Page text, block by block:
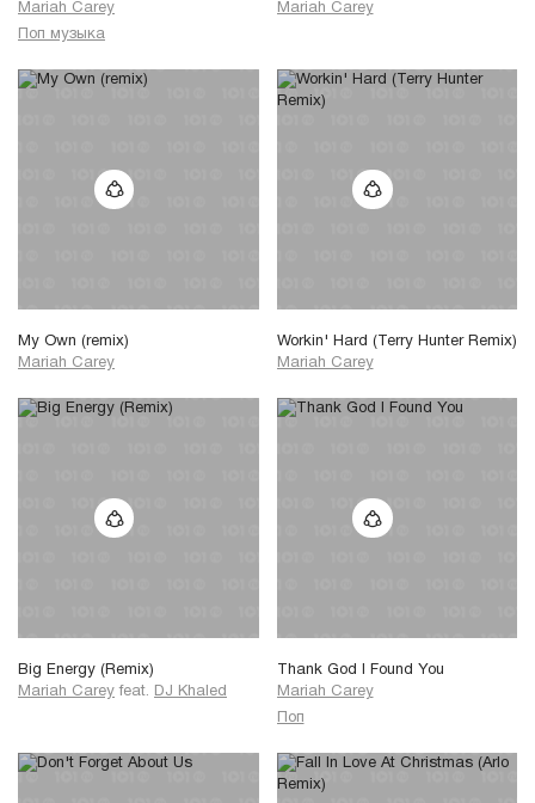
Mariah Carey
Поп музыка
Mariah Carey
My Own (remix)
Mariah Carey
Workin' Hard (Terry Hunter Remix)
Mariah Carey
Big Energy (Remix)
Mariah Carey feat. DJ Khaled
Thank God I Found You
Mariah Carey
Поп